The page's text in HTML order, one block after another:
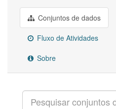
Conjuntos de dados
Fluxo de Atividades
Sobre